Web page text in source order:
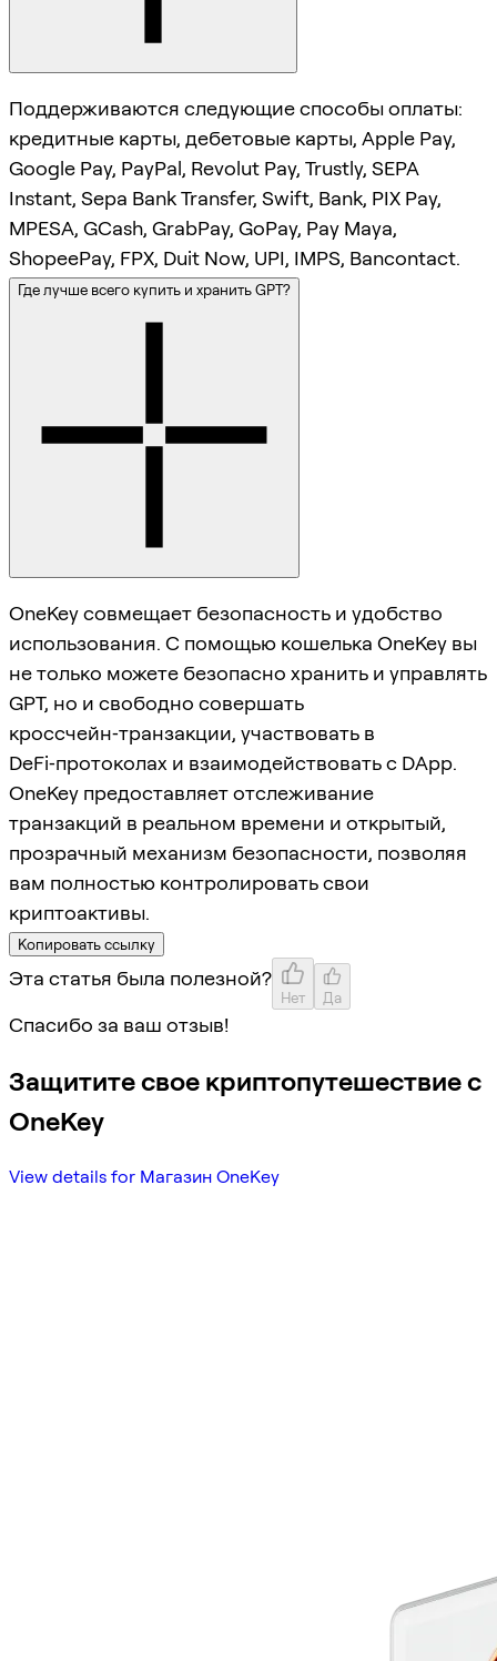
Поддерживаются следующие способы оплаты:
кредитные карты, дебетовые карты, Apple Pay,
Google Pay, PayPal, Revolut Pay, Trustly, SEPA
Instant, Sepa Bank Transfer, Swift, Bank, PIX Pay,
MPESA, GCash, GrabPay, GoPay, Pay Maya,
ShopeePay, FPX, Duit Now, UPI, IMPS, Bancontact.
Где лучше всего купить и хранить GPT?
OneKey совмещает безопасность и удобство
использования. С помощью кошелька OneKey вы
не только можете безопасно хранить и управлять
GPT, но и свободно совершать
кроссчейн‑транзакции, участвовать в
DeFi‑протоколах и взаимодействовать с DApp.
OneKey предоставляет отслеживание
транзакций в реальном времени и открытый,
прозрачный механизм безопасности, позволяя
вам полностью контролировать свои
криптоактивы.
Копировать ссылку
Эта статья была полезной?
Нет Да
Спасибо за ваш отзыв!
Защитите свое криптопутешествие с
OneKey
View details for Магазин OneKey